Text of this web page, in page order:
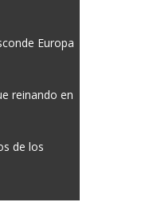
Europa
reinando en
de los